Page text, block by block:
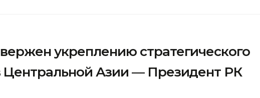
укреплению стратегического
Центральной Азии — Президент РК